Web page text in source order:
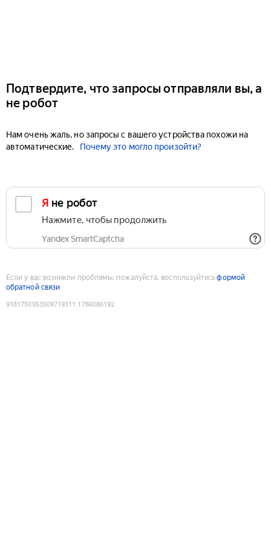
Подтвердите, что запросы отправляли вы, а
не робот
Нам очень жаль, но запросы с вашего устройства похожи на
автоматические.
Почему это могло произойти?
Я не робот
Нажмите, чтобы продолжить
Yandex SmartCaptcha
Если у вас возникли проблемы, пожалуйста, воспользуйтесьформой
обратной связи
9181750953509719311 :1786086192